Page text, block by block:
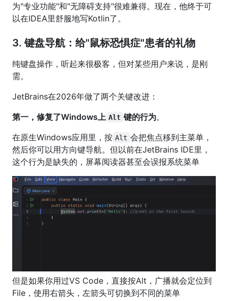
为"专业功能"和"无障碍支持"很难兼得。现在，他终于可
以在IDEA里舒服地写Kotlin了。
3. 键盘导航：给"鼠标恐惧症"患者的礼物
纯键盘操作，听起来很极客，但对某些用户来说，是刚
需。
JetBrains在2026年做了两个关键改进：
第一，修复了Windows上 Alt 键的行为。
在原生Windows应用里，按 Alt 会把焦点移到主菜单，
然后你可以用方向键导航。但以前在JetBrains IDE里，
这个行为是缺失的，屏幕阅读器甚至会误报系统菜单
但是如果你用过VS Code，直接按Alt，广播就会定位到
File，使用右箭头，左箭头可切换到不同的菜单